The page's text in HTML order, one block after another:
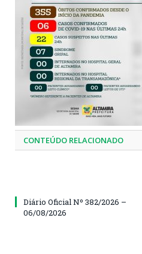
CONTEÚDO RELACIONADO
Diário Oficial Nº 382/2026 –
06/08/2026